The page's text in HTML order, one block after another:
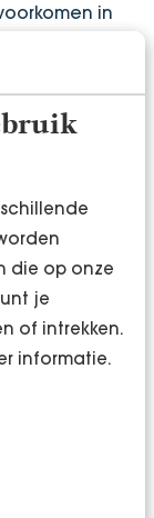
die op onze
je
of intrekken.
informatie.
in
twee
dienst
in een
van het
door met